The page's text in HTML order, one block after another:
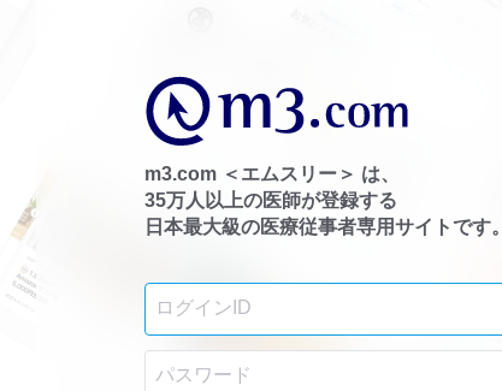
m3.com ＜エムスリー＞ は、
35万人以上の医師が登録する
日本最大級の医療従事者専用サイトです。